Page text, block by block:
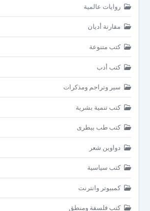
روايات عالمية
مقارنة أديان
كتب متنوعة
كتب أدب
سير وتراجم ومذكرات
كتب تنمية بشرية
كتب طب بيطرى
دواوين شعر
كتب سياسية
كمبيوتر وانترنت
كتب فلسفة ومنطق